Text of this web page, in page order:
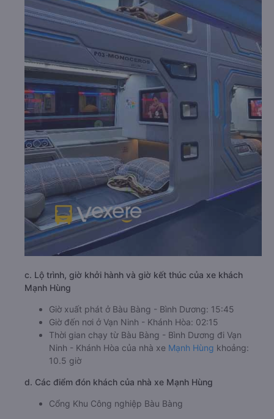
c. Lộ trình, giờ khởi hành và giờ kết thúc của xe khách
Mạnh Hùng
Giờ xuất phát ở Bàu Bàng - Bình Dương: 15:45
Giờ đến nơi ở Vạn Ninh - Khánh Hòa: 02:15
Thời gian chạy từ Bàu Bàng - Bình Dương đi Vạn
Ninh - Khánh Hòa của nhà xe Mạnh Hùng khoảng:
10.5 giờ
d. Các điểm đón khách của nhà xe Mạnh Hùng
Cổng Khu Công nghiệp Bàu Bàng